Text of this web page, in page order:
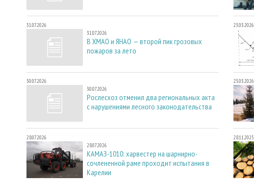
31.07.2026
31.07.2026
В ХМАО и ЯНАО — второй пик грозовых
пожаров за лето
30.07.2026
30.07.2026
Рослесхоз отменил два региональных акта
с нарушениями лесного законодательства
28.07.2026
28.07.2026
КАМАЗ-1010: харвестер на шарнирно-
сочлененной раме проходит испытания в
Карелии
23.03.2026
23.03.2026
28.11.2025